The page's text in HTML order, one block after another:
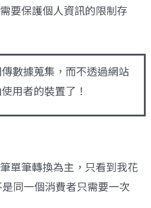
要保護個人資訊的限制存
數據蒐集，而不透過網站
用者的裝置了！
單筆轉換為主，只看到我花
同一個消費者只需要一次